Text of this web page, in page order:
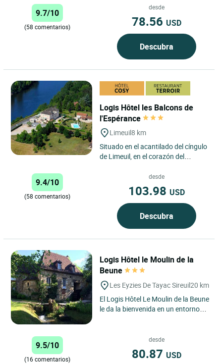
9.7/10
(58 comentarios)
desde
78.56 USD
Descubra
Logis Hôtel les Balcons de
l'Espérance
Limeuil8 km
Situado en el acantilado del cíngulo
de Limeuil, en el corazón del
panorámica de uno de los...
9.4/10
(58 comentarios)
desde
103.98 USD
Descubra
Logis Hôtel le Moulin de la
Beune
Les Eyzies De Tayac Sireuil20 km
El Logis Hôtel Le Moulin de la Beune
le da la bienvenida en un entorno
9.5/10
(16 comentarios)
desde
80.87 USD